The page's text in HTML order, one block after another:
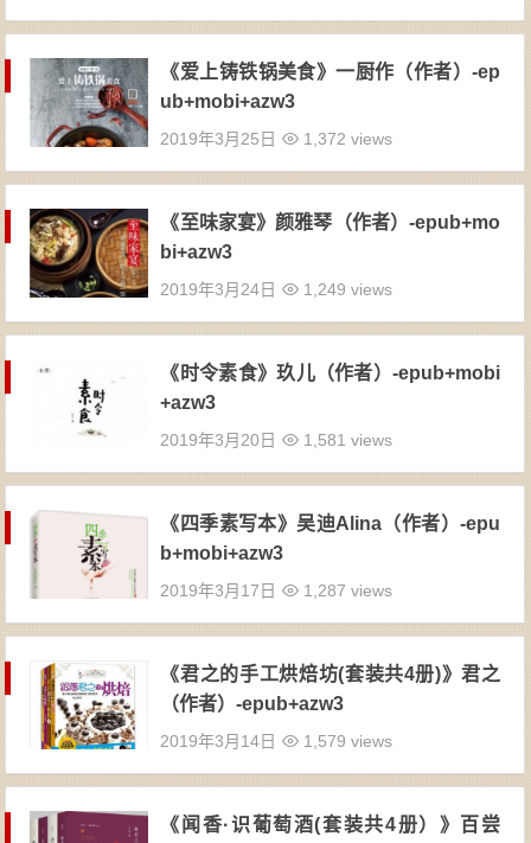
《爱上铸铁锅美食》一厨作（作者）-ep
ub+mobi+azw3
2019年3月25日 1,372 views
《至味家宴》颜雅琴（作者）-epub+mo
bi+azw3
2019年3月24日 1,249 views
《时令素食》玖儿（作者）-epub+mobi
+azw3
2019年3月20日 1,581 views
《四季素写本》吴迪Alina（作者）-epu
b+mobi+azw3
2019年3月17日 1,287 views
《君之的手工烘焙坊(套装共4册)》君之
（作者）-epub+azw3
2019年3月14日 1,579 views
《闻香·识葡萄酒(套装共4册）》百尝